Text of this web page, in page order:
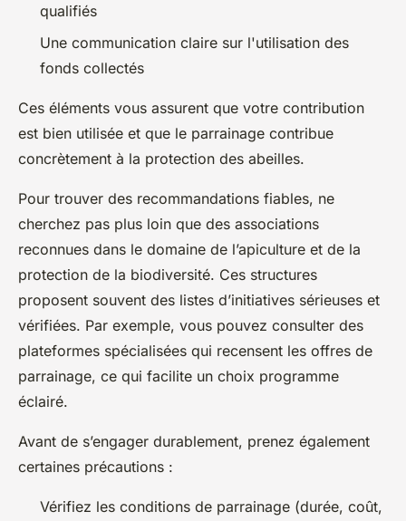
qualifiés
Une communication claire sur l'utilisation des
fonds collectés
Ces éléments vous assurent que votre contribution
est bien utilisée et que le parrainage contribue
concrètement à la protection des abeilles.
Pour trouver des recommandations fiables, ne
cherchez pas plus loin que des associations
reconnues dans le domaine de l’apiculture et de la
protection de la biodiversité. Ces structures
proposent souvent des listes d’initiatives sérieuses et
vérifiées. Par exemple, vous pouvez consulter des
plateformes spécialisées qui recensent les offres de
parrainage, ce qui facilite un choix programme
éclairé.
Avant de s’engager durablement, prenez également
certaines précautions :
Vérifiez les conditions de parrainage (durée, coût,